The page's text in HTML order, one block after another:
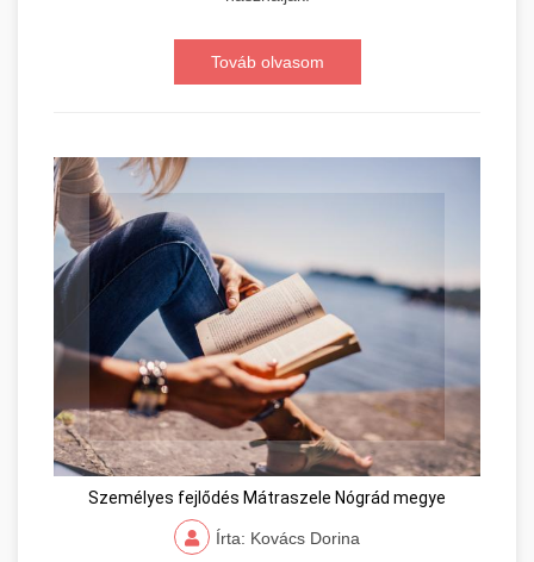
Továb olvasom
Személyes fejlődés Mátraszele Nógrád megye
Írta: Kovács Dorina